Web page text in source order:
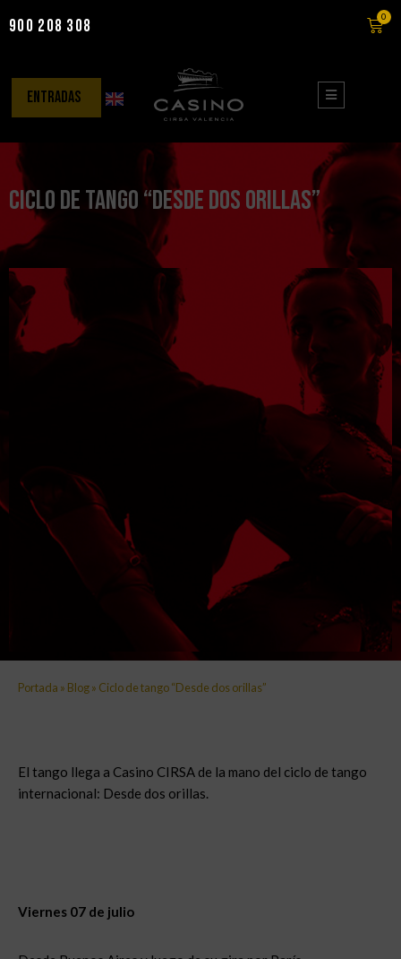
contenido
900 208 308 0
entradas
Ciclo de tango “Desde dos orillas”
Portada » Blog» Ciclo de tango “Desde dos orillas”
El tango llega a Casino CIRSA de la mano del ciclo de tango
internacional: Desde dos orillas.
Viernes 07 de julio